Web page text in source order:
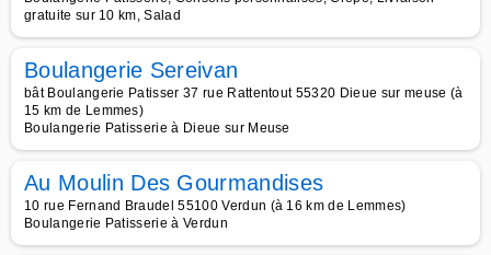
gratuite sur 10 km, Salad
Boulangerie Sereivan
bât Boulangerie Patisser 37 rue Rattentout 55320 Dieue sur meuse (à
15 km de Lemmes)
Boulangerie Patisserie à Dieue sur Meuse
Au Moulin Des Gourmandises
10 rue Fernand Braudel 55100 Verdun (à 16 km de Lemmes)
Boulangerie Patisserie à Verdun